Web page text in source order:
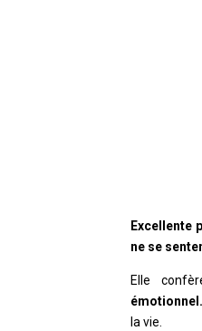
Excellente
ne se
Elle
émotionnel.
la vie.